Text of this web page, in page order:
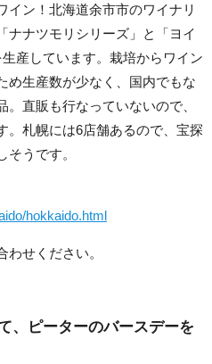
イン！ 北海道余市市のワイナリ
ナナツモリシリーズ」と「ヨイ
産しています。栽培からワイン
め生産数が少なく、国内でもな
直販も行なっていないので、
。札幌には6店舗あるので、宝探
そうです。
hokkaido.html
せください。
、ピーターのバースデーを